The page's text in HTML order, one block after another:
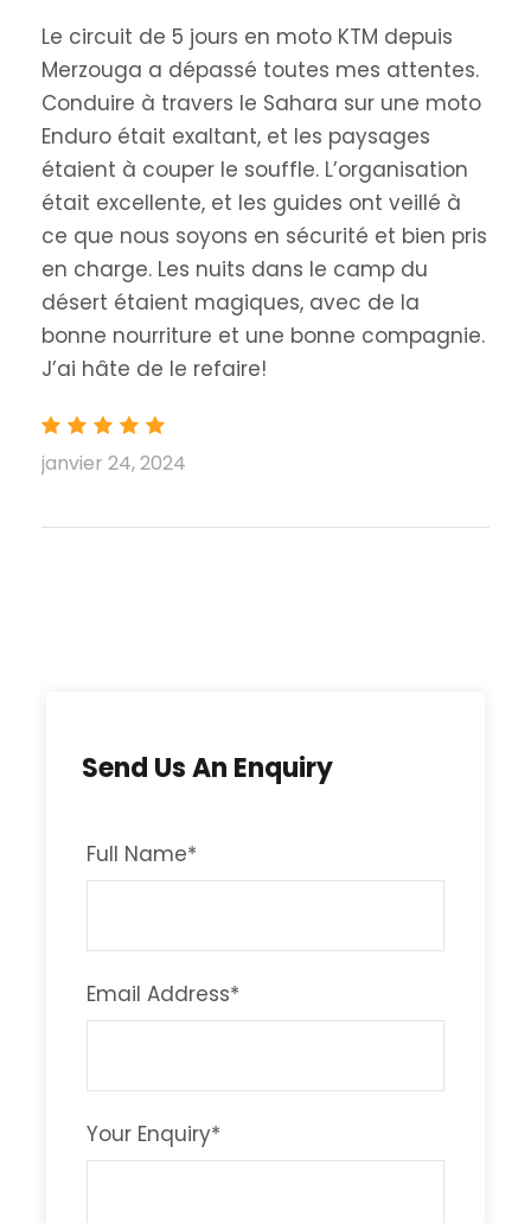
Send Us An Enquiry
Full Name*
Email Address*
Your Enquiry*
Le circuit de 5 jours en moto KTM depuis
Merzouga a dépassé toutes mes attentes.
Conduire à travers le Sahara sur une moto
Enduro était exaltant, et les paysages
étaient à couper le souffle. L’organisation
était excellente, et les guides ont veillé à
ce que nous soyons en sécurité et bien pris
en charge. Les nuits dans le camp du
désert étaient magiques, avec de la
bonne nourriture et une bonne compagnie.
J’ai hâte de le refaire!
janvier 24, 2024